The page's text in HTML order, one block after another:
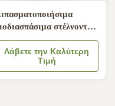
στέλνοντας
76mm ύψος
24mm διάμετρος 0.5oz
Λάβετε την Καλύτερη
Τιμή